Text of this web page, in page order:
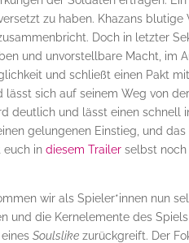
zu haben. Khazans
Doch in letzter
und unvorstellbare Macht, im
und schließt einen Pakt
lässt sich auf seinem Weg von
deutlich und lässt einen
gelungenen Einstieg, und
euch indiesem Trailer selbst noch
wir als Spieler*innen nun
und die Kernelemente des
einesSoulslike zurückgreift. Der